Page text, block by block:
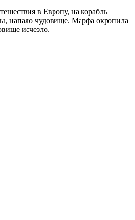
в Европу, на корабль,
напало чудовище. Марфа окропила
исчезло.